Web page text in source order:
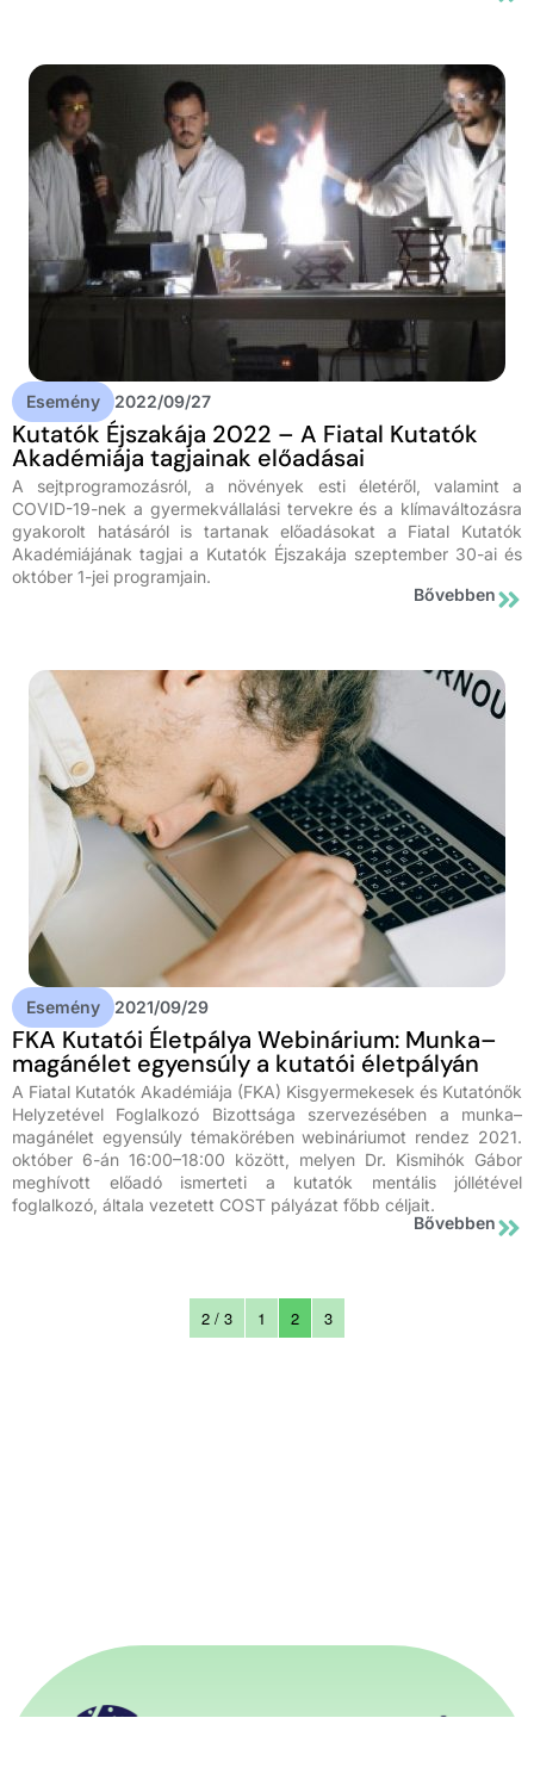
Esemény 2022/09/27
Kutatók Éjszakája 2022 – A Fiatal Kutatók
Akadémiája tagjainak előadásai
A sejtprogramozásról, a növények esti életéről, valamint a
COVID-19-nek a gyermekvállalási tervekre és a klímaváltozásra
gyakorolt hatásáról is tartanak előadásokat a Fiatal Kutatók
Akadémiájának tagjai a Kutatók Éjszakája szeptember 30-ai és
október 1-jei programjain.
Bővebben
Esemény 2021/09/29
FKA Kutatói Életpálya Webinárium: Munka–
magánélet egyensúly a kutatói életpályán
A Fiatal Kutatók Akadémiája (FKA) Kisgyermekesek és Kutatónők
Helyzetével Foglalkozó Bizottsága szervezésében a munka–
magánélet egyensúly témakörében webináriumot rendez 2021.
október 6-án 16:00–18:00 között, melyen Dr. Kismihók Gábor
meghívott előadó ismerteti a kutatók mentális jóllétével
foglalkozó, általa vezetett COST pályázat főbb céljait.
Bővebben
2 / 3 1 2 3